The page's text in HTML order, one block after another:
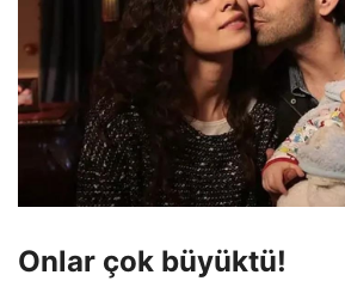
Onlar çok büyüktü!